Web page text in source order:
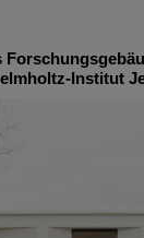
Institut